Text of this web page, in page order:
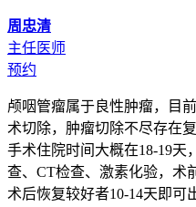
周忠清
主任医师
预约
颅咽管瘤属于良性肿瘤，目
术切除，肿瘤切除不尽存在
手术住院时间大概在18-19天
查、CT检查、激素化验，术
术后恢复较好者10-14天即可